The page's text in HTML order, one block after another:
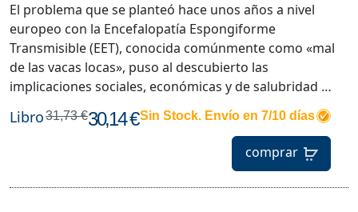
Libro31,73 €30,14 €Sin Stock. Envío en 7/10 días
comprar
El problema que se planteó hace unos años a nivel
europeo con la Encefalopatía Espongiforme
Transmisible (EET), conocida comúnmente como «mal
de las vacas locas», puso al descubierto las
implicaciones sociales, económicas y de salubridad …